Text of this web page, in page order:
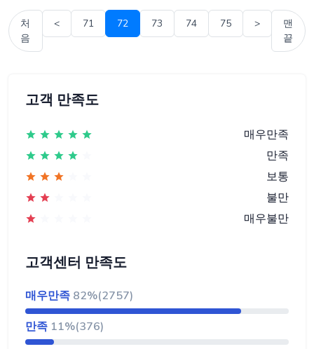
처
음
< 71 72 73 74 75 >
맨
끝
고객 만족도
매우만족
만족
보통
불만
매우불만
고객센터 만족도
매우만족 82%(2757)
만족 11%(376)